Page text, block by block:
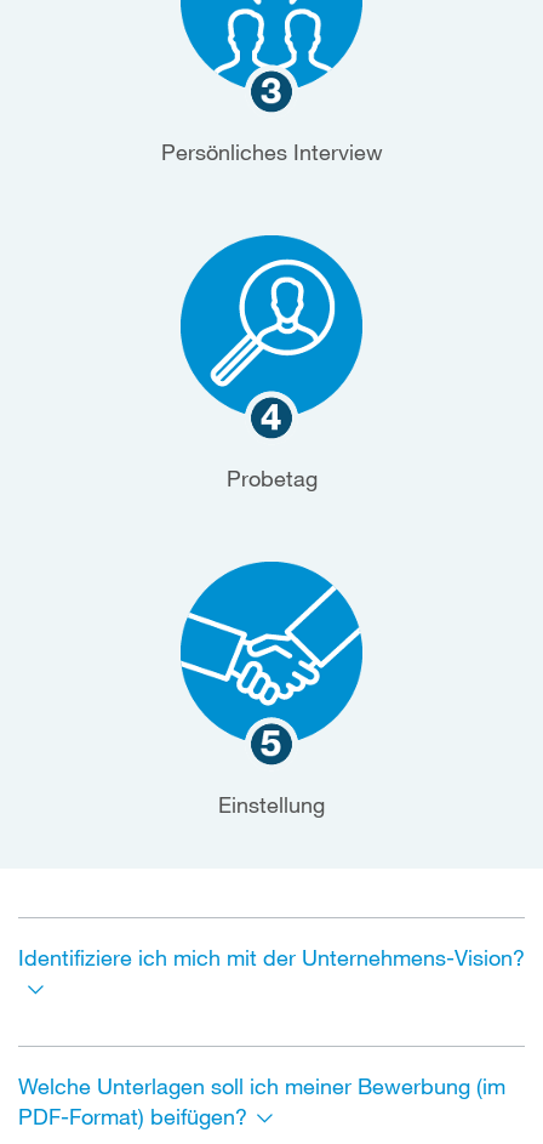
Persönliches Interview
Probetag
Einstellung
Identifiziere ich mich mit der Unternehmens-Vision?
Welche Unterlagen soll ich meiner Bewerbung (im
PDF-Format) beifügen?